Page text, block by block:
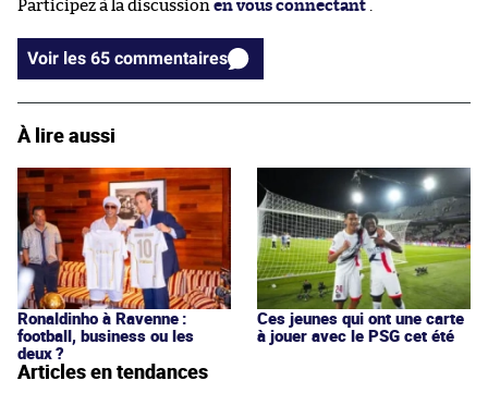
Participez à la discussion en vous connectant
Voir les 65 commentaires
À lire aussi
Ronaldinho à Ravenne :
football, business ou les
deux ?
Ces jeunes qui ont une carte
à jouer avec le PSG cet été
Articles en tendances